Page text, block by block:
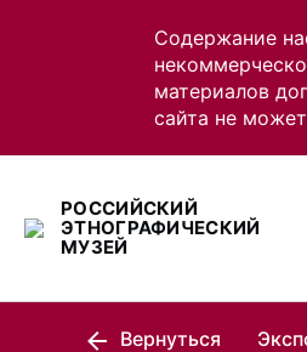
Содержание
материалов
сайта не
РОССИЙСКИЙ
ЭТНОГРАФИЧЕСКИЙ
МУЗЕЙ
Вернуться